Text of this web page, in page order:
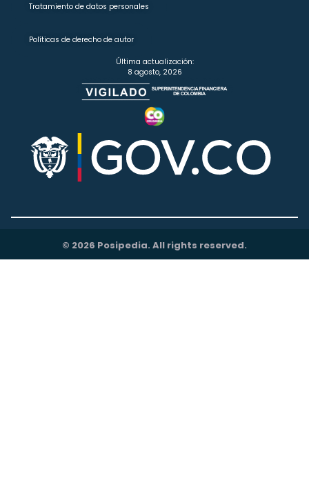
Tratamiento de datos personales
Políticas de derecho de autor
Última actualización:
8 agosto, 2026
© 2026 Posipedia. All rights reserved.